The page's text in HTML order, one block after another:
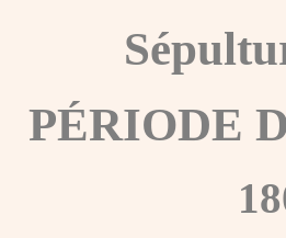
PÉRIODE